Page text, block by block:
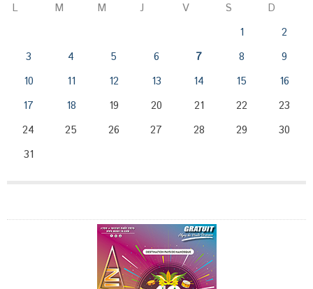
L
M M J V S
D
1
2
3
4 5 6 7 8
9
10
11 12 13 14 15
16
17
18 19 20 21 22
23
24
25 26 27 28 29
30
31